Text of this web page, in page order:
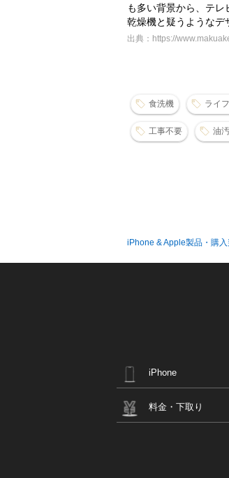
も多い背景から、テ
乾燥機と疑うようなデ
出典：https://
食洗機 ライ
工事不要 油
iPhone & Apple製品・購
iPhone
料金・下取り